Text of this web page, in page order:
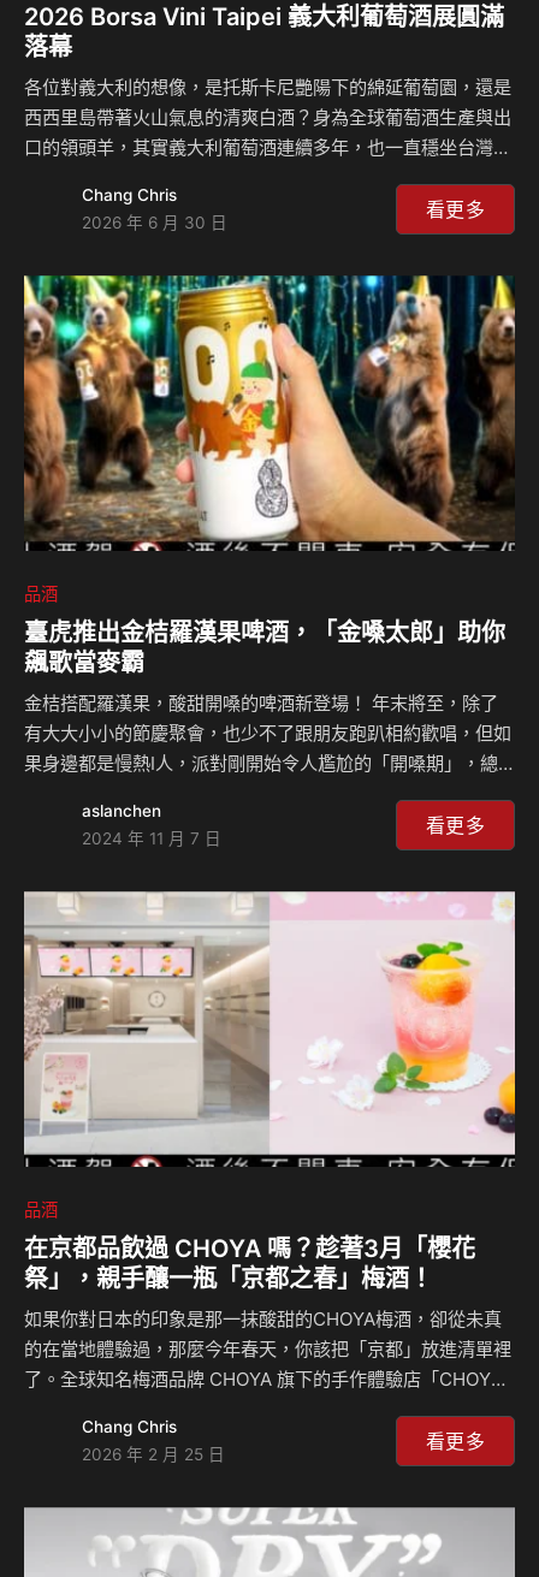
2026 Borsa Vini Taipei 義大利葡萄酒展圓滿
落幕
各位對義大利的想像，是托斯卡尼艷陽下的綿延葡萄園，還是
西西里島帶著火山氣息的清爽白酒？身為全球葡萄酒生產與出
口的領頭羊，其實義大利葡萄酒連續多年，也一直穩坐台灣人
辦事處貿易組（ITA）主辦的年度酒界盛事——「2026 Borsa
Vini Taipei 義大利葡萄酒展」，已於 2026 年 6 月 22 日在台
頂尖酒莊代表親臨現場，更首次跨界結合頂級食材，為台灣的
品飲者與業界人士，帶來一場舌尖上的義式生活美學盛宴。
橫跨11大產區、500種原生品種！解碼義大利葡萄酒的風土密
碼 202…
Chang Chris
2026 年 6 月 30 日
看更多
品酒
臺虎推出金桔羅漢果啤酒，「金嗓太郎」助你
飆歌當麥霸
金桔搭配羅漢果，酸甜開嗓的啤酒新登場！ 年末將至，除了
有大大小小的節慶聚會，也少不了跟朋友跑趴相約歡唱，但如
果身邊都是慢熱I人，派對剛開始令人尷尬的「開嗓期」，總
模式，那就試試看這一帖「開嗓神器」吧！臺虎精釀帶來一款
喝完開嗓又潤喉的高酒精度啤酒「金嗓太郎」，以酸爽的金桔
感的9.99%高酒精度，把歡唱時需要的全都all in one，喝完讓
你快速進入飆歌模式！ 酸甜帶勁又潤喉，喝完開嗓又開
醺！ 還記得臺虎翻玩日本童話的「桃太郎」、「葡島太郎」
嗎？第三彈來了！這一罐「金嗓太郎」在包裝設計結…
aslanchen
2024 年 11 月 7 日
看更多
品酒
在京都品飲過 CHOYA 嗎？趁著3月「櫻花
祭」，親手釀一瓶「京都之春」梅酒！
如果你對日本的印象是那一抹酸甜的CHOYA梅酒，卻從未真
的在當地體驗過，那麼今年春天，你該把「京都」放進清單裡
了。全球知名梅酒品牌 CHOYA 旗下的手作體驗店「CHOYA
市中心的三条店舉辦期間限定的「櫻花祭」活動。 這不僅是
為了賞櫻、品酩，更是要讓所有「梅酒控」在盛放的櫻花景點
響：這不僅是喝杯酒而已 對於從未造訪日本的 CHOYA 愛好
者來說，這次「櫻花祭」提供了三個非去不可的理由： 100 種
Chang Chris
2026 年 2 月 25 日
看更多